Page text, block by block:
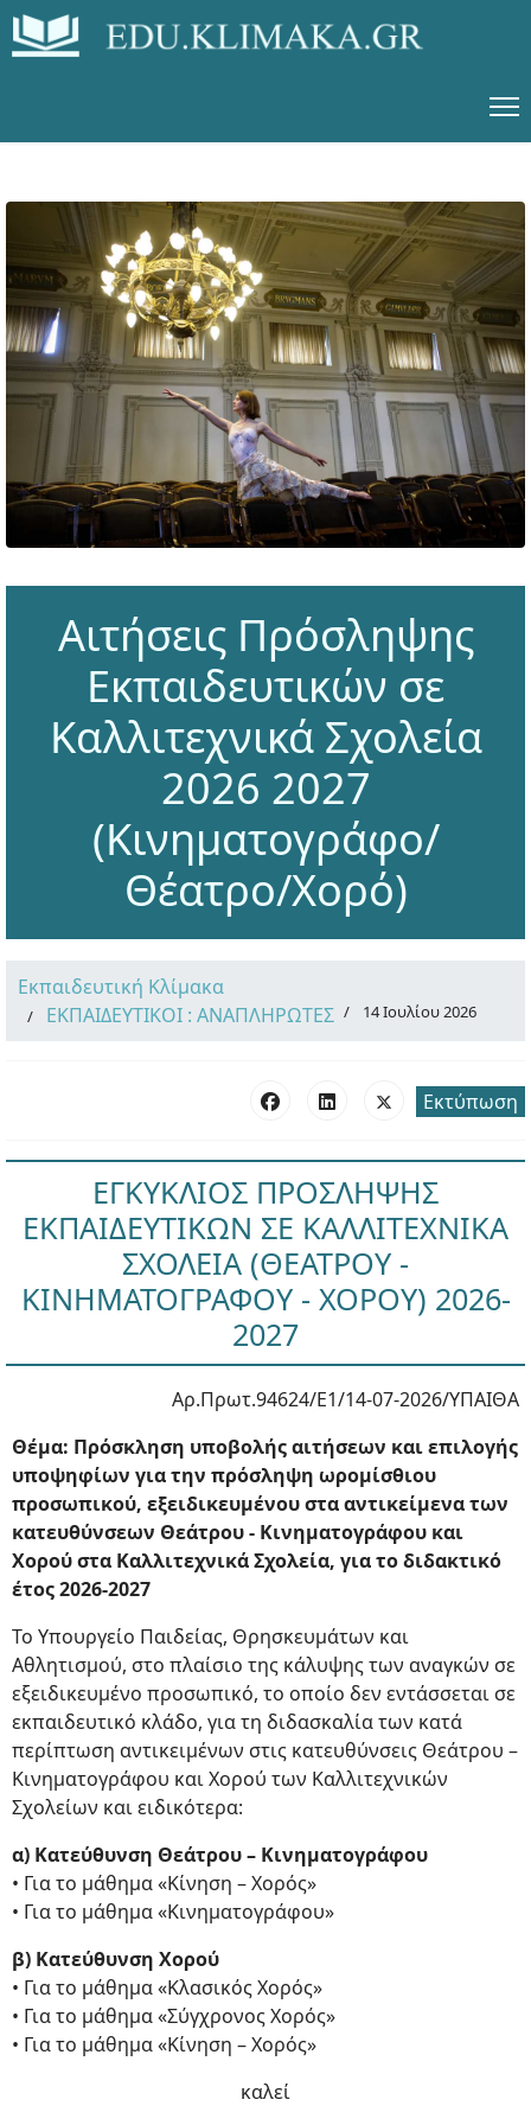
Αιτήσεις Πρόσληψης
Εκπαιδευτικών σε
Καλλιτεχνικά Σχολεία
2026 2027
(Κινηματογράφο/
Θέατρο/Χορό)
Εκπαιδευτική Κλίμακα
ΕΚΠΑΙΔΕΥΤΙΚΟΙ : ΑΝΑΠΛΗΡΩΤΕΣ
14 Ιουλίου 2026
Εκτύπωση
ΕΓΚΥΚΛΙΟΣ ΠΡΟΣΛΗΨΗΣ
ΕΚΠΑΙΔΕΥΤΙΚΩΝ ΣΕ ΚΑΛΛΙΤΕΧΝΙΚΑ
ΣΧΟΛΕΙΑ (ΘΕΑΤΡΟΥ -
ΚΙΝΗΜΑΤΟΓΡΑΦΟΥ - ΧΟΡΟΥ) 2026-
2027
Αρ.Πρωτ.94624/Ε1/14-07-2026/ΥΠΑΙΘΑ
Θέμα: Πρόσκληση υποβολής αιτήσεων και επιλογής
υποψηφίων για την πρόσληψη ωρομίσθιου
προσωπικού, εξειδικευμένου στα αντικείμενα των
κατευθύνσεων Θεάτρου - Κινηματογράφου και
Χορού στα Καλλιτεχνικά Σχολεία, για το διδακτικό
έτος 2026-2027
Το Υπουργείο Παιδείας, Θρησκευμάτων και
Αθλητισμού, στο πλαίσιο της κάλυψης των αναγκών σε
εξειδικευμένο προσωπικό, το οποίο δεν εντάσσεται σε
εκπαιδευτικό κλάδο, για τη διδασκαλία των κατά
περίπτωση αντικειμένων στις κατευθύνσεις Θεάτρου –
Κινηματογράφου και Χορού των Καλλιτεχνικών
Σχολείων και ειδικότερα:
α) Κατεύθυνση Θεάτρου – Κινηματογράφου
• Για το μάθημα «Κίνηση – Χορός»
• Για το μάθημα «Κινηματογράφου»
β) Κατεύθυνση Χορού
• Για το μάθημα «Κλασικός Χορός»
• Για το μάθημα «Σύγχρονος Χορός»
• Για το μάθημα «Κίνηση – Χορός»
καλεί